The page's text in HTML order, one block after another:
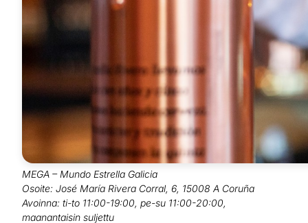
MEGA – Mundo Estrella Galicia
Osoite: José María Rivera Corral, 6, 15008 A Coruña
Avoinna: ti-to 11:00-19:00, pe-su 11:00-20:00,
maanantaisin suljettu